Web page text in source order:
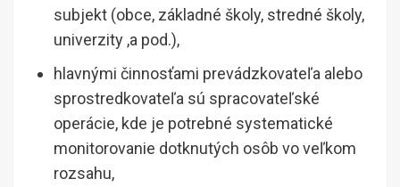
subjekt (obce, základné školy, stredné školy,
univerzity ,a pod.),
hlavnými činnosťami prevádzkovateľa alebo
sprostredkovateľa sú spracovateľské
operácie, kde je potrebné systematické
monitorovanie dotknutých osôb vo veľkom
rozsahu,